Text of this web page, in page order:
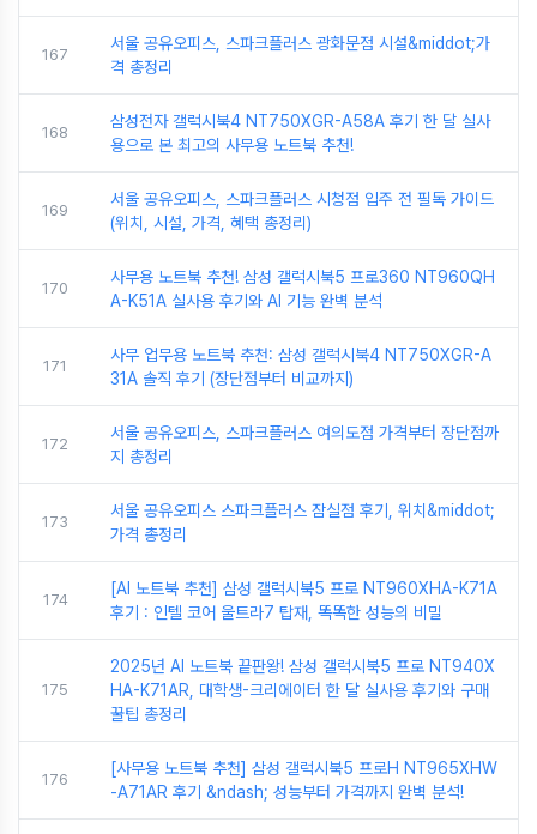
167
서울 공유오피스, 스파크플러스 광화문점 시설&middot;가
격 총정리
168
삼성전자 갤럭시북4 NT750XGR-A58A 후기 한 달 실사
용으로 본 최고의 사무용 노트북 추천!
169
서울 공유오피스, 스파크플러스 시청점 입주 전 필독 가이드
(위치, 시설, 가격, 혜택 총정리)
170
사무용 노트북 추천! 삼성 갤럭시북5 프로360 NT960QH
A-K51A 실사용 후기와 AI 기능 완벽 분석
171
사무 업무용 노트북 추천: 삼성 갤럭시북4 NT750XGR-A
31A 솔직 후기 (장단점부터 비교까지)
172
서울 공유오피스, 스파크플러스 여의도점 가격부터 장단점까
지 총정리
173
서울 공유오피스 스파크플러스 잠실점 후기, 위치&middot;
가격 총정리
174
[AI 노트북 추천] 삼성 갤럭시북5 프로 NT960XHA-K71A
후기 : 인텔 코어 울트라7 탑재, 똑똑한 성능의 비밀
175
2025년 AI 노트북 끝판왕! 삼성 갤럭시북5 프로 NT940X
HA-K71AR, 대학생-크리에이터 한 달 실사용 후기와 구매
꿀팁 총정리
176
[사무용 노트북 추천] 삼성 갤럭시북5 프로H NT965XHW
-A71AR 후기 &ndash; 성능부터 가격까지 완벽 분석!